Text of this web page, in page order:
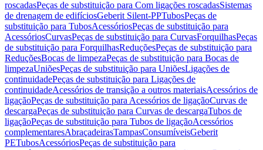
roscadasPeças de substituição para Com ligações roscadasSistemas
de drenagem de edifíciosGeberit Silent-PPTubosPeças de
substituição para TubosAcessóriosPeças de substituição para
AcessóriosCurvasPeças de substituição para CurvasForquilhasPeças
de substituição para ForquilhasReduçõesPeças de substituição para
ReduçõesBocas de limpezaPeças de substituição para Bocas de
limpezaUniõesPeças de substituição para UniõesLigações de
continuidadePeças de substituição para Ligações de
continuidadeAcessórios de transição a outros materiaisAcessórios de
ligaçãoPeças de substituição para Acessórios de ligaçãoCurvas de
descargaPeças de substituição para Curvas de descargaTubos de
ligaçãoPeças de substituição para Tubos de ligaçãoAcessórios
complementaresAbraçadeirasTampasConsumíveisGeberit
PETubosAcessóriosPeças de substituição para